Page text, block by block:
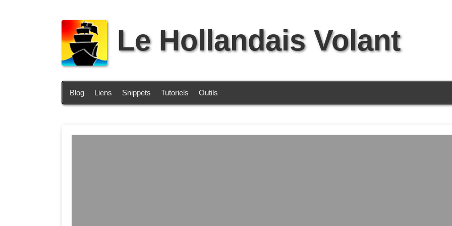
Le Hollandais Volant
Blog Liens Snippets Tutoriels Outils